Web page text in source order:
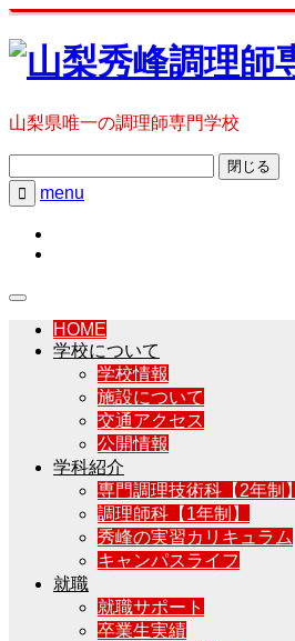
山梨県唯一の調理師専門学校
閉じる

menu
HOME
学校について
学校情報
施設について
交通アクセス
公開情報
学科紹介
専門調理技術科【2年制】
調理師科【1年制】
秀峰の実習カリキュラム
キャンパスライフ
就職
就職サポート
卒業生実績